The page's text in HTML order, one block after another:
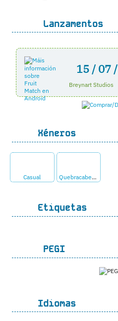
Lanzamentos
15 / 07 /
Breynart Studios
Xéneros
Casual Quebracabezas
Etiquetas
PEGI
Idiomas